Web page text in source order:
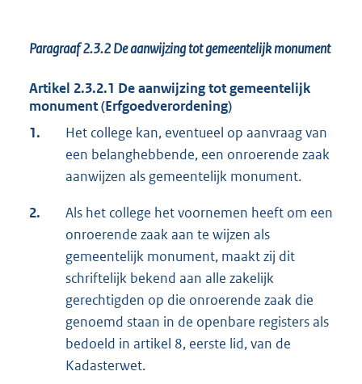
Paragraaf 2.3.2De aanwijzing tot gemeentelijk monument
Artikel 2.3.2.1 De aanwijzing tot gemeentelijk
monument (Erfgoedverordening)
1.
Het college kan, eventueel op aanvraag van
een belanghebbende, een onroerende zaak
aanwijzen als gemeentelijk monument.
2.
Als het college het voornemen heeft om een
onroerende zaak aan te wijzen als
gemeentelijk monument, maakt zij dit
schriftelijk bekend aan alle zakelijk
gerechtigden op die onroerende zaak die
genoemd staan in de openbare registers als
bedoeld in artikel 8, eerste lid, van de
Kadasterwet.